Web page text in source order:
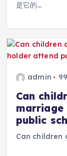
是它的…
admin
Can
marriage
public
Can children